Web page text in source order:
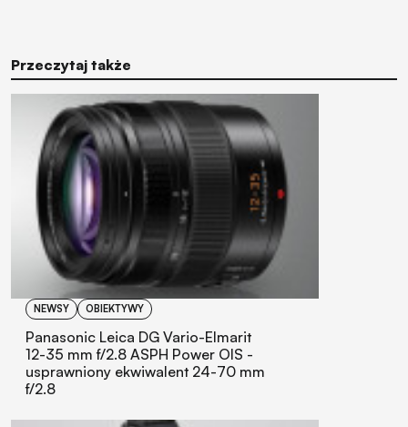
Przeczytaj także
NEWSY OBIEKTYWY
Panasonic Leica DG Vario-Elmarit
12-35 mm f/2.8 ASPH Power OIS -
usprawniony ekwiwalent 24-70 mm
f/2.8